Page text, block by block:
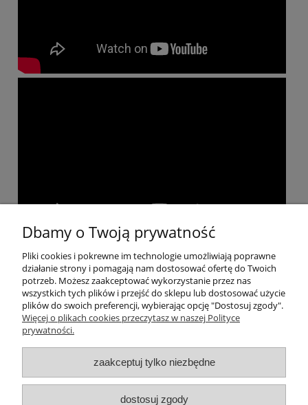
Pomoc
Moje konto
Informacje
O nas
Dbamy o Twoją prywatność
Pliki cookies i pokrewne im technologie umożliwiają poprawne
działanie strony i pomagają nam dostosować ofertę do Twoich
potrzeb. Możesz zaakceptować wykorzystanie przez nas
wszystkich tych plików i przejść do sklepu lub dostosować użycie
plików do swoich preferencji, wybierając opcję "Dostosuj zgody".
Więcej o plikach cookies przeczytasz w naszej Polityce
prywatności.
zaakceptuj tylko niezbędne
dostosuj zgody